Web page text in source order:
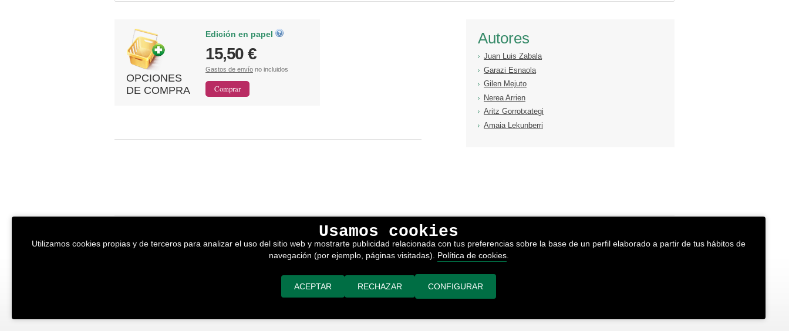
OPCIONES
DE COMPRA
Edición en papel
15,50 €
Gastos de envío no incluidos
Autores
Juan Luis Zabala
Garazi Esnaola
Gilen Mejuto
Nerea Arrien
Aritz Gorrotxategi
Amaia Lekunberri
Tolosa etorbidea 107.
Aviso legal y política de privacidad
Política de Cookies
Condiciones generales de venta
Usamos cookies
Utilizamos cookies propias y de terceros para analizar el uso del sitio web y mostrarte publicidad relacionada con tus preferencias sobre la base de un perfil elaborado a partir de tus hábitos de
navegación (por ejemplo, páginas visitadas). Política de cookies.
CONFIGURAR
RECHAZAR
ACEPTAR